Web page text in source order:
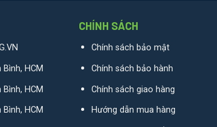
HCM
HCM
HCM
CHÍNH SÁCH
Chính sách bảo mật
Chính sách bảo hành
Chính sách giao hàng
Hướng dẫn mua hàng